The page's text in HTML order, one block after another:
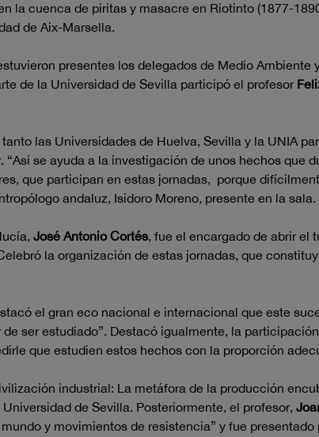
la cuenca de piritas y masacre en Riotinto (1877-
de Aix-Marsella.
presentes los delegados de Medio Ambiente
de la Universidad de Sevilla participó el profesor
las Universidades de Huelva, Sevilla y la UNIA
se ayuda a la investigación de unos hechos que
que participan en estas jornadas, porque
andaluz, Isidoro Moreno, presente en la sala.
José Antonio Cortés, fue el encargado de abrir el
la organización de estas jornadas, que
el gran eco nacional e internacional que este
ser estudiado”. Destacó igualmente, la
que estudien estos hechos con la proporción
industrial: La metáfora de la producción
Universidad de Sevilla. Posteriormente, el profesor,
y movimientos de resistencia” y fue presentado